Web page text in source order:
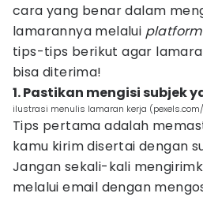
cara yang benar dalam
lamarannya melalui platform
tips-tips berikut agar
bisa diterima!
1. Pastikan mengisi subjek
ilustrasi menulis lamaran kerja
Tips pertama adalah
kamu kirim disertai dengan
Jangan sekali-kali
melalui email dengan